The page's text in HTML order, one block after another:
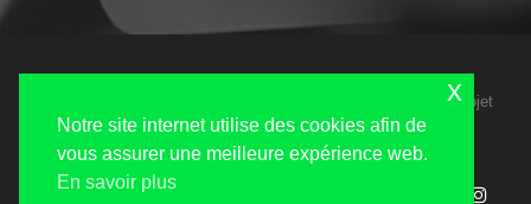
Copyright 2024 © Shooting Events tous droits réservés - Un projet
Navilog
Notre site internet utilise des cookies afin de
vous assurer une meilleure expérience web.
En savoir plus
x